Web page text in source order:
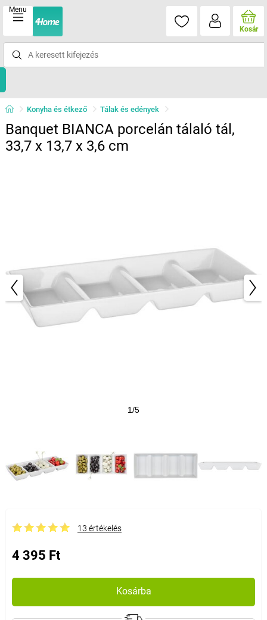
Menu
Kosár
Konyha és étkező Tálak és edények
Banquet BIANCA porcelán tálaló tál,
33,7 x 13,7 x 3,6 cm
1/5
13 értékelés
4 395 Ft
Kosárba